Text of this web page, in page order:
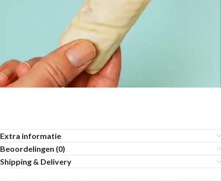
Extra informatie
Beoordelingen (0)
Shipping & Delivery